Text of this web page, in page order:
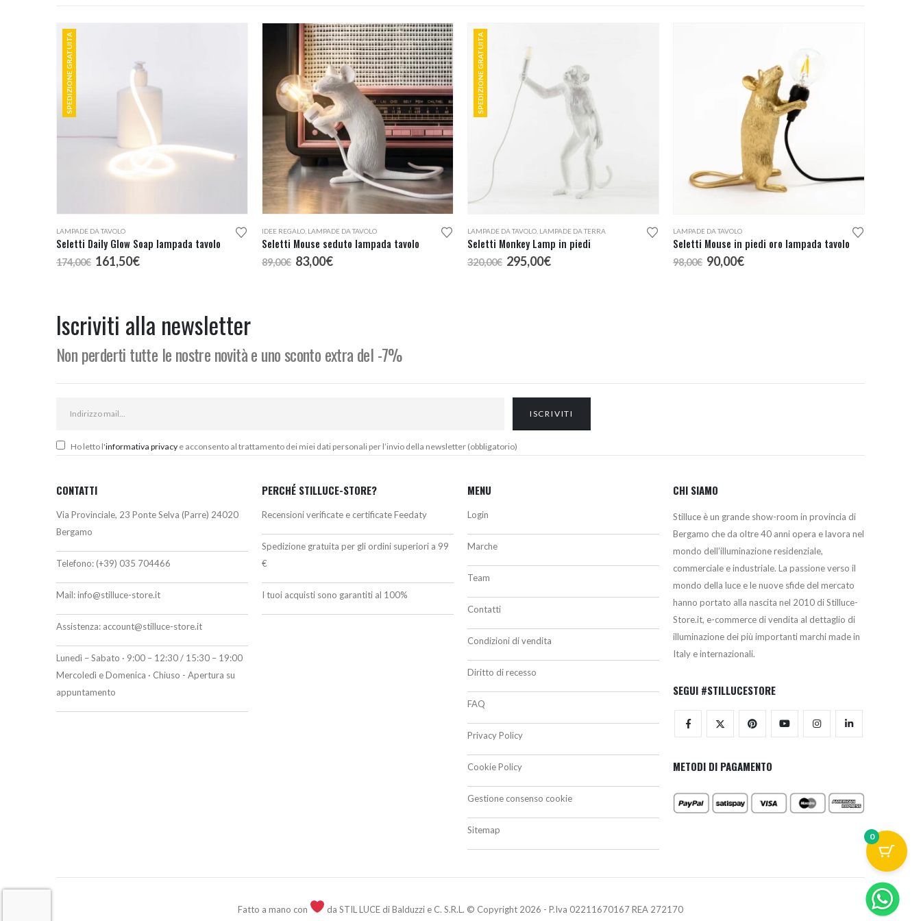
SPEDIZIONE GRATUITA
LAMPADE DA TAVOLO
Seletti Daily Glow Soap lampada tavolo
174,00€ Il
prezzo
161,50€Il
IDEE REGALO LAMPADE DA TAVOLO
Seletti Mouse seduto lampada tavolo
89,00€ Il
prezzo
83,00€Il
SPEDIZIONE GRATUITA
LAMPADE DA TAVOLO LAMPADE DA TERRA
Seletti Monkey Lamp in piedi
320,00€ Il
prezzo
295,00€Il
LAMPADE DA TAVOLO
Seletti Mouse in piedi oro lampada tavolo
98,00€ Il
prezzo
90,00€Il
Iscriviti alla newsletter
Non perderti tutte le nostre novità e uno sconto extra del -7%
Ho letto l'informativa privacy e acconsento al trattamento dei miei dati personali per l’invio della newsletter (obbligatorio)
CONTATTI
Via Provinciale, 23 Ponte Selva (Parre) 24020
Bergamo
Telefono: (+39) 035 704466
Mail:info@stilluce-store.it
Assistenza: account@stilluce-store.it
Lunedì – Sabato · 9:00 – 12:30 / 15:30 – 19:00
Mercoledì e Domenica · Chiuso - Apertura su
appuntamento
PERCHÉ STILLUCE-STORE?
Recensioni verificate e certificate Feedaty
Spedizione gratuita per gli ordini superiori a 99
€
I tuoi acquisti sono garantiti al 100%
MENU
Login
Marche
Team
Contatti
Condizioni di vendita
Diritto di recesso
FAQ
Privacy Policy
Cookie Policy
Gestione consenso cookie
Sitemap
CHI SIAMO
Stilluce è un grande show-room in provincia di
Bergamo che da oltre 40 anni opera e lavora nel
mondo dell’illuminazione residenziale,
commerciale e industriale. La passione verso il
mondo della luce e le nuove sfide del mercato
hanno portato alla nascita nel 2010 di Stilluce-
Store.it, e-commerce di vendita al dettaglio di
illuminazione dei più importanti marchi made in
Italy e internazionali.
SEGUI #STILLUCESTORE
METODI DI PAGAMENTO
Fatto a mano con da STIL LUCE di Balduzzi e C. S.R.L. © Copyright 2026 - P.Iva 02211670167 REA 272170
0